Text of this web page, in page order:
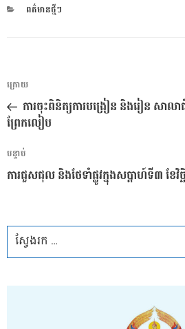
CATEGORIES
ពត៌មានថ្មីៗ
ការ​
នាំទិស​
ប្រកាស
អត្ថបទ
មុន
ក្រោយ
ការ​ចុះ​ពិនិត្យ​ការ​បង្រៀន​ និងរៀន​ សាលា​
ព្រែកលៀប
អត្ថបទ
បន្ទាប់
បន្ទាប់
ការជួសជុល និងថែទាំផ្លូវក្នុងសប្តាហ៍ទី៣ ខែវិ